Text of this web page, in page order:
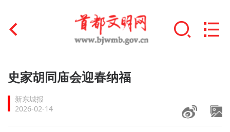
首页
文明创建
史家胡同庙会迎春纳福
新东城报
2026-02-14